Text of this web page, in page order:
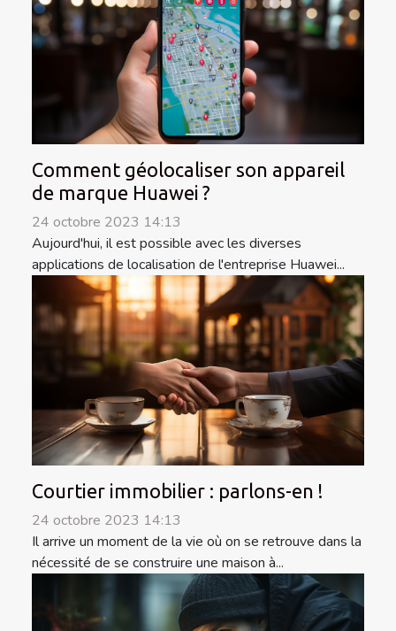
Comment géolocaliser son appareil
de marque Huawei ?
24 octobre 2023 14:13
Aujourd'hui, il est possible avec les diverses
applications de localisation de l'entreprise Huawei...
Courtier immobilier : parlons-en !
24 octobre 2023 14:13
Il arrive un moment de la vie où on se retrouve dans la
nécessité de se construire une maison à...